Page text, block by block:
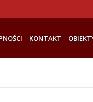
KONTAKT